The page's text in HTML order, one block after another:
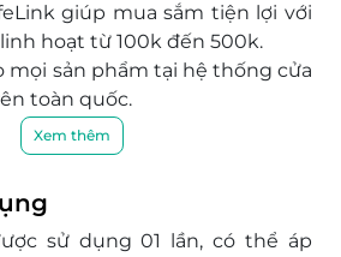
giúp mua sắm tiện lợi với
hoạt từ 100k đến 500k.
mọi sản phẩm tại hệ thống cửa
toàn quốc.
để tặng bạn bè, người thân
cho nhân viên.
lan tỏa yêu thương với từng
Xem thêm
sử dụng 01 lần, có thể áp